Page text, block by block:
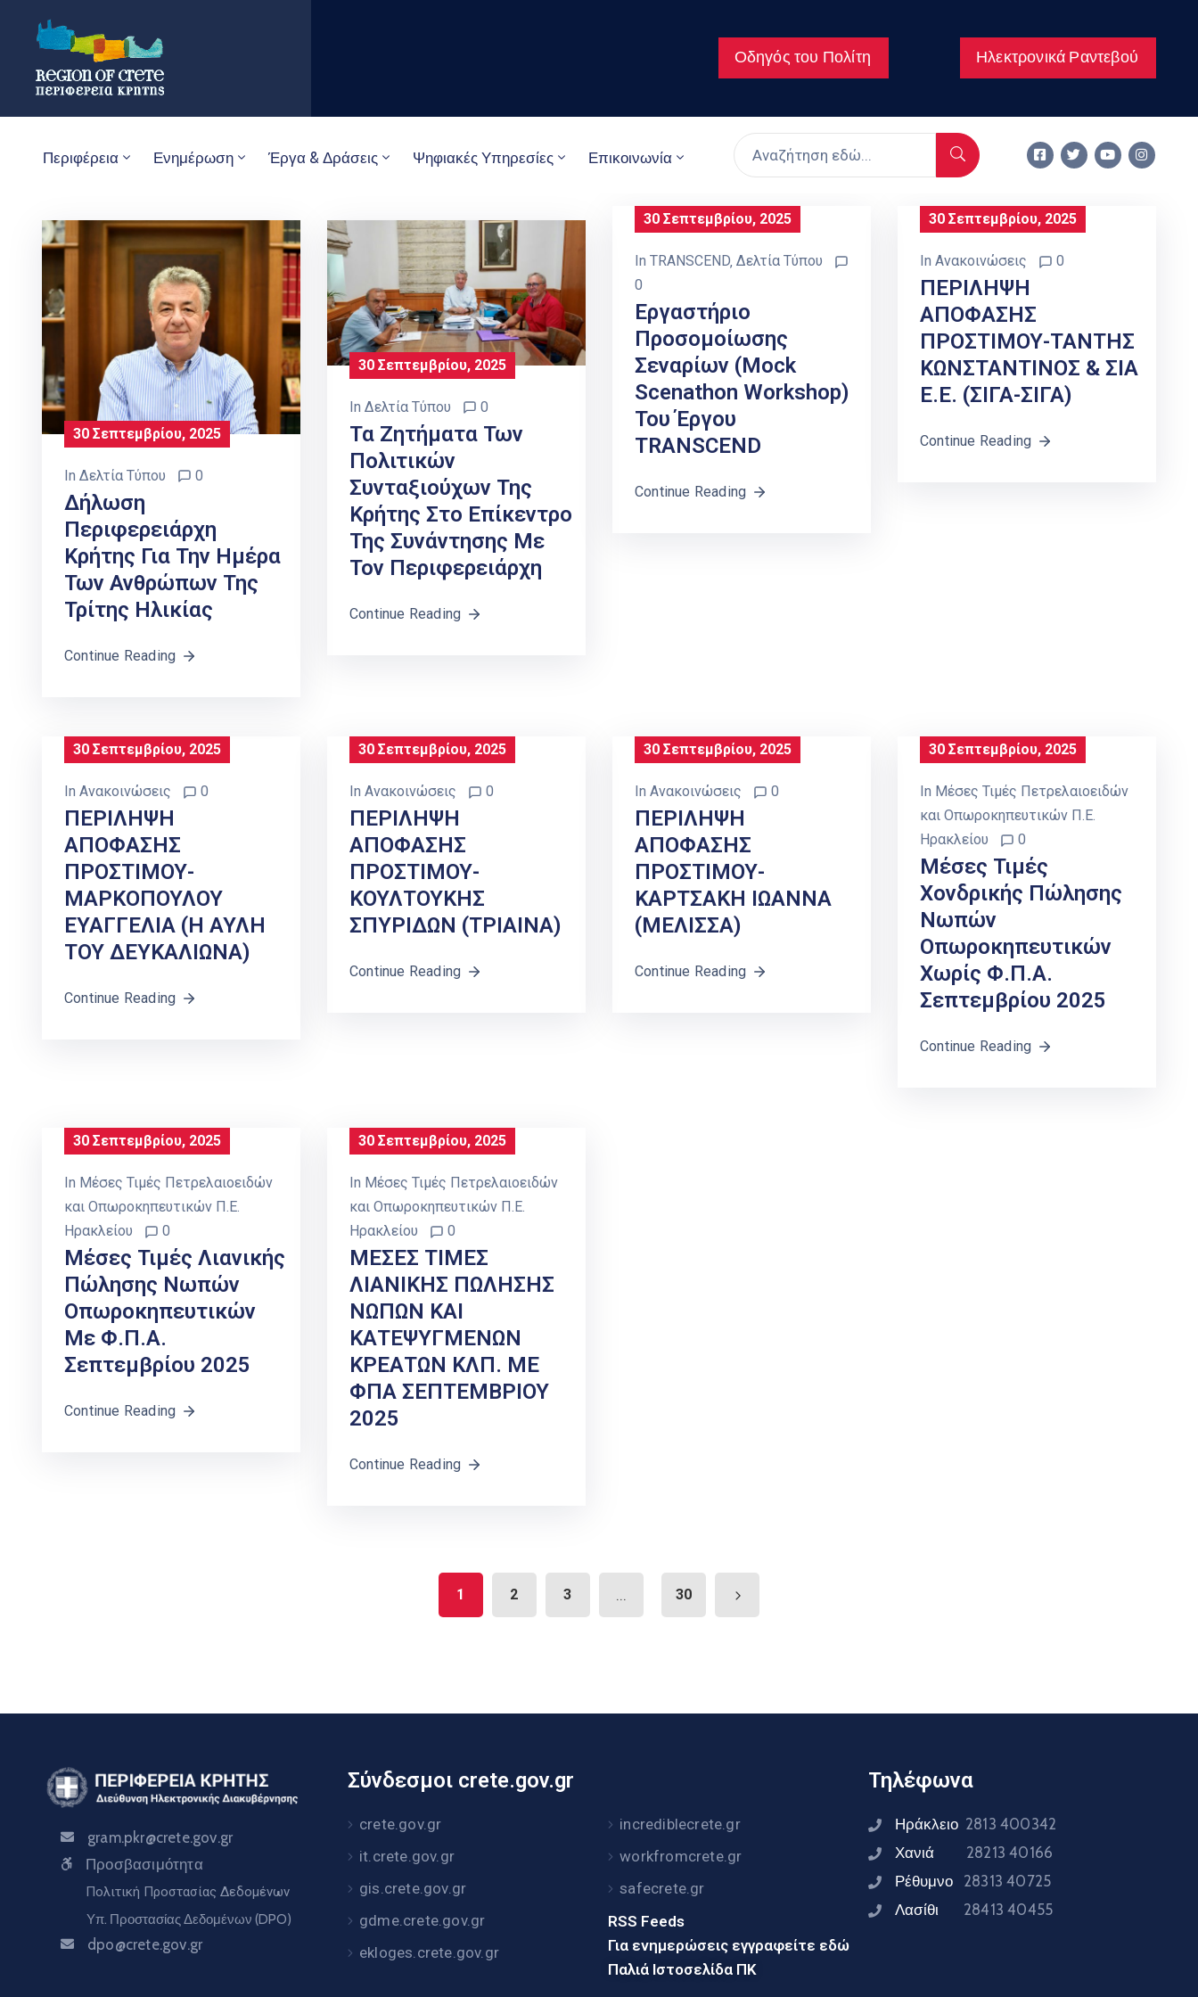
Οδηγός του Πολίτη Ηλεκτρονικά Ραντεβού
Περιφέρεια Ενημέρωση Έργα & Δράσεις Ψηφιακές Υπηρεσίες Επικοινωνία
30 Σεπτεμβρίου, 2025
In Δελτία Τύπου 0
Δήλωση
Περιφερειάρχη
Κρήτης Για Την Ημέρα
Των Ανθρώπων Της
Τρίτης Ηλικίας
Continue Reading
30 Σεπτεμβρίου, 2025
In Δελτία Τύπου 0
Τα Ζητήματα Των
Πολιτικών
Συνταξιούχων Της
Κρήτης Στο Επίκεντρο
Της Συνάντησης Με
Τον Περιφερειάρχη
Continue Reading
30 Σεπτεμβρίου, 2025
In TRANSCEND‚ Δελτία Τύπου
0
Εργαστήριο
Προσομοίωσης
Σεναρίων (Mock
Scenathon Workshop)
Του Έργου
TRANSCEND
Continue Reading
30 Σεπτεμβρίου, 2025
In Ανακοινώσεις 0
ΠΕΡΙΛΗΨΗ
ΑΠΟΦΑΣΗΣ
ΠΡΟΣΤΙΜΟΥ-ΤΑΝΤΗΣ
ΚΩΝΣΤΑΝΤΙΝΟΣ & ΣΙΑ
Ε.Ε. (ΣΙΓΑ-ΣΙΓΑ)
Continue Reading
30 Σεπτεμβρίου, 2025
In Ανακοινώσεις 0
ΠΕΡΙΛΗΨΗ
ΑΠΟΦΑΣΗΣ
ΠΡΟΣΤΙΜΟΥ-
ΜΑΡΚΟΠΟΥΛΟΥ
ΕΥΑΓΓΕΛΙΑ (Η ΑΥΛΗ
ΤΟΥ ΔΕΥΚΑΛΙΩΝΑ)
Continue Reading
30 Σεπτεμβρίου, 2025
In Ανακοινώσεις 0
ΠΕΡΙΛΗΨΗ
ΑΠΟΦΑΣΗΣ
ΠΡΟΣΤΙΜΟΥ-
ΚΟΥΛΤΟΥΚΗΣ
ΣΠΥΡΙΔΩΝ (ΤΡΙΑΙΝΑ)
Continue Reading
30 Σεπτεμβρίου, 2025
In Ανακοινώσεις 0
ΠΕΡΙΛΗΨΗ
ΑΠΟΦΑΣΗΣ
ΠΡΟΣΤΙΜΟΥ-
ΚΑΡΤΣΑΚΗ ΙΩΑΝΝΑ
(ΜΕΛΙΣΣΑ)
Continue Reading
30 Σεπτεμβρίου, 2025
In Μέσες Τιμές Πετρελαιοειδών
και Οπωροκηπευτικών Π.Ε.
Ηρακλείου
0
Μέσες Τιμές
Χονδρικής Πώλησης
Νωπών
Οπωροκηπευτικών
Χωρίς Φ.Π.Α.
Σεπτεμβρίου 2025
Continue Reading
30 Σεπτεμβρίου, 2025
In Μέσες Τιμές Πετρελαιοειδών
και Οπωροκηπευτικών Π.Ε.
Ηρακλείου
0
Μέσες Τιμές Λιανικής
Πώλησης Νωπών
Οπωροκηπευτικών
Με Φ.Π.Α.
Σεπτεμβρίου 2025
Continue Reading
30 Σεπτεμβρίου, 2025
In Μέσες Τιμές Πετρελαιοειδών
και Οπωροκηπευτικών Π.Ε.
Ηρακλείου
0
ΜΕΣΕΣ ΤΙΜΕΣ
ΛΙΑΝΙΚΗΣ ΠΩΛΗΣΗΣ
ΝΩΠΩΝ ΚΑΙ
ΚΑΤΕΨΥΓΜΕΝΩΝ
ΚΡΕΑΤΩΝ ΚΛΠ. ΜΕ
ΦΠΑ ΣΕΠΤΕΜΒΡΙΟΥ
2025
Continue Reading
1 2 3 ... 30
gram.pkr@crete.gov.gr
Προσβασιμότητα
Πολιτική Προστασίας Δεδομένων
Υπ. Προστασίας Δεδομένων (DPO)
dpo@crete.gov.gr
Σύνδεσμοι crete.gov.gr
crete.gov.gr
it.crete.gov.gr
gis.crete.gov.gr
gdme.crete.gov.gr
ekloges.crete.gov.gr
incrediblecrete.gr
workfromcrete.gr
safecrete.gr
RSS Feeds
Για ενημερώσεις εγγραφείτε εδώ
Παλιά Ιστοσελίδα ΠΚ
Τηλέφωνα
Ηράκλειο 2813 400342
Χανιά 28213 40166
Ρέθυμνο 28313 40725
Λασίθι 28413 40455